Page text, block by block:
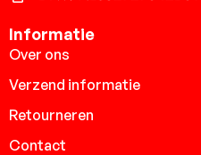
Informatie
Over ons
Verzend informatie
Retourneren
Contact